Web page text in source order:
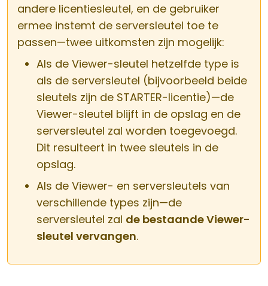
andere licentiesleutel, en de gebruiker
ermee instemt de serversleutel toe te
passen—twee uitkomsten zijn mogelijk:
Als de Viewer-sleutel hetzelfde type is
als de serversleutel (bijvoorbeeld beide
sleutels zijn de STARTER-licentie)—de
Viewer-sleutel blijft in de opslag en de
serversleutel zal worden toegevoegd.
Dit resulteert in twee sleutels in de
opslag.
Als de Viewer- en serversleutels van
verschillende types zijn—de
serversleutel zal de bestaande Viewer-
sleutel vervangen.